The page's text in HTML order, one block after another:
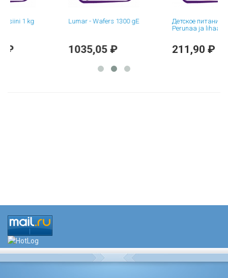
1 kg Lumar - Wafers 1300 gE
1035,05 ₽
Детское питание Piltti
Perunaa ja lihaa 125g
211,90 ₽